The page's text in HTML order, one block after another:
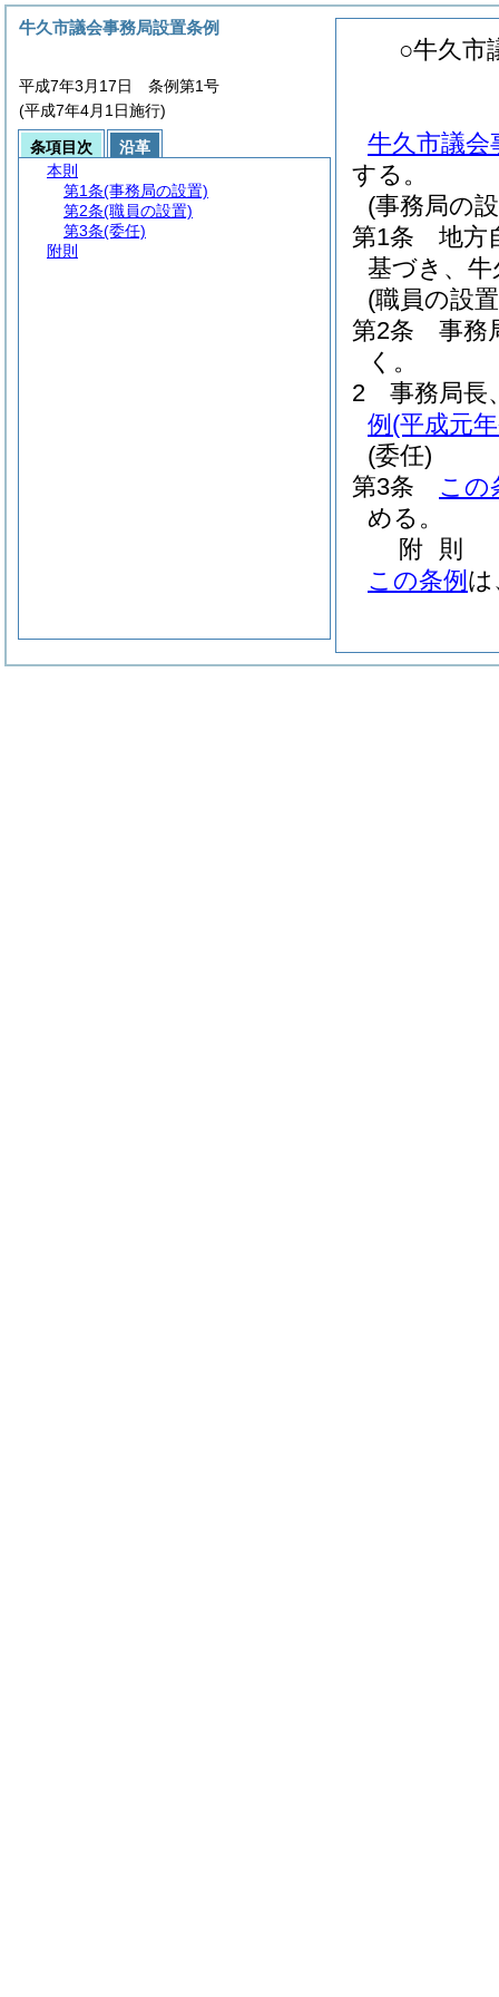
○牛久市
牛久市議会
する。
(事務局の
第1条
地方
基づき、
(職員の設
第2条
事務
く。
2
事務局長
例 (平成元
(委任)
第3条
この
める。
附 則
この条例 は
牛久市議会事務局設置条例
平成7年3月17日 条例第1号
(平成7年4月1日施行)
条項目次
沿革
本則
第1条(事務局の設置)
第2条(職員の設置)
第3条(委任)
附則